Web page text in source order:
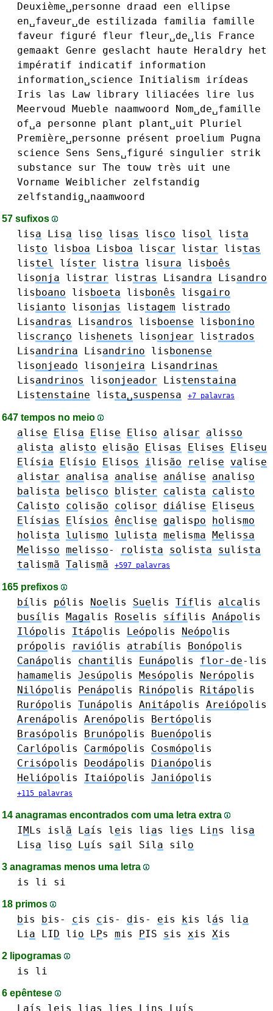
Deuxième␣personne
draad een
ellipse
en␣faveur␣de
estilizada familia
famille
faveur
figuré fleur fleur␣de␣lis
France
gemaakt
Genre geslacht haute Heraldry
het
impératif
indicatif
information
information␣science
Initialism
irídeas
Iris
las Law library liliacées lire
lus
Meervoud Mueble naamwoord
Nom␣de␣famille
of␣a
personne plant plant␣uit
Pluriel
Première␣personne
présent proelium
Pugna
science
Sens Sens␣figuré singulier
strik
substance
sur The touw très uit
une
Vorname Weiblicher
zelfstandig
zelfstandig␣naamwoord
57 sufixos
lisa Lisa liso lisas lisco lisol lista
listo lisboa Lisboa liscar listar listas
listel líster listra lisura lisboês
lisonja listrar listras Lisandra Lisandro
lisboano lisboeta lisbonês lisgairo
lisianto lisonjas listagem listrado
Lisandras Lisandros lisboense lisbonino
liscranço lishenets lisonjear listrados
Lisandrina Lisandrino lisbonense
lisonjeado lisonjeira Lisandrinas
Lisandrinos lisonjeador Listenstaina
Listenstaine lista␣suspensa +7 palavras
647 tempos no meio
alise Elisa Elise Eliso alisar alisso
alista alisto elisão Elisas Elises Eliseu
Elísia Elísio Elisos ilisão relise valise
alistar analisa analise análise analiso
balista belisco blister calista calisto
Calisto colisão colisor diálise Eliseus
Elísias Elísios ênclise galispo holismo
holista lulismo lulista melisma Melissa
Melisso melisso- rolista solista sulista
talismã Talismã +597 palavras
165 prefixos
bílis pólis Noelis Suelis Tíflis alcalis
busílis Magalis Roselis sífilis Anápolis
Ilópolis Itápolis Leópolis Neópolis
própolis raviólis atrabílis Bonópolis
Canápolis chantilis Eunápolis flor-de-lis
hamamelis Jesúpolis Mesópolis Nerópolis
Nilópolis Penápolis Rinópolis Ritápolis
Rurópolis Tunápolis Anitápolis Areiópolis
Arenápolis Arenópolis Bertópolis
Brasópolis Brunópolis Buenópolis
Carlópolis Carmópolis Cosmópolis
Crisópolis Deodápolis Dianópolis
Heliópolis Itaiópolis Janiópolis
+115 palavras
14 anagramas encontrados com uma letra extra
IMLs islã Laís leis lias lies Lins lisa
Lisa liso Luís sail Sila silo
3 anagramas menos uma letra
is li si
18 primos
bis bis- cis cis- dis- eis kis lás lia
Lia LID lio LPs mis PIS sis xis Xis
2 lipogramas
is li
6 epêntese
L aís l eis li as li es Li ns L uís